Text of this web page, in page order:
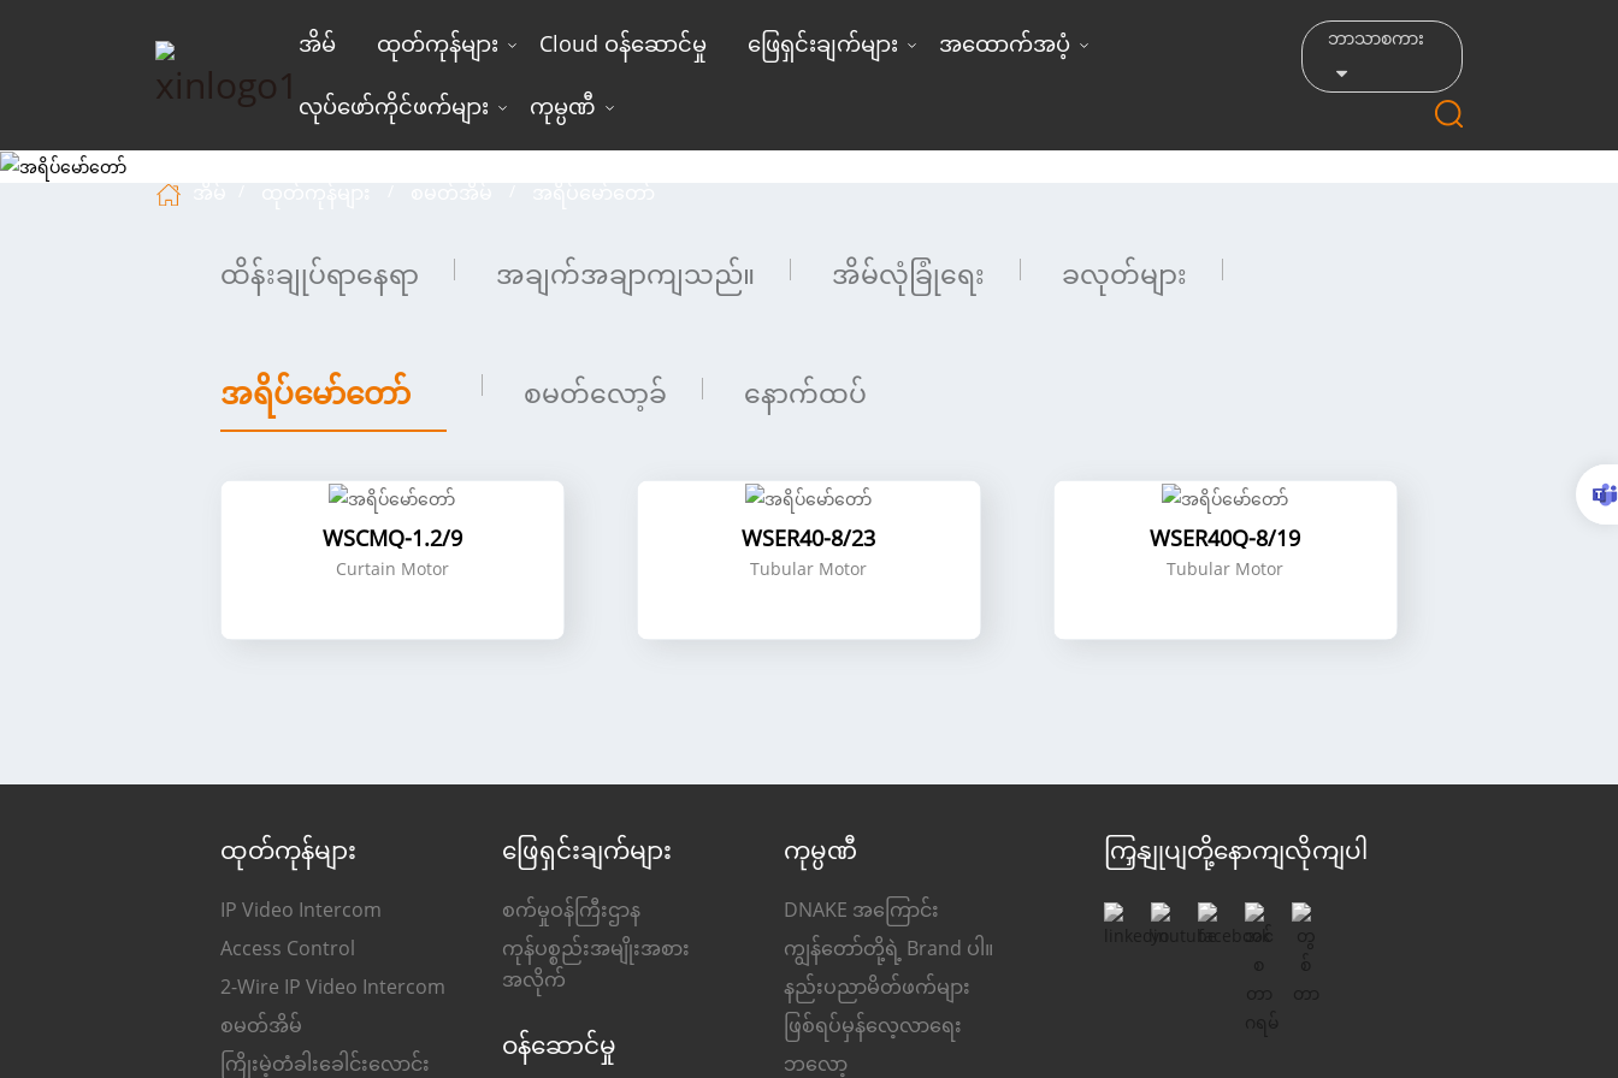
အိမ် ထုတ်ကုန်များ Cloud ဝန်ဆောင်မှု ဖြေရှင်းချက်များ အထောက်အပံ့
လုပ်ဖော်ကိုင်ဖက်များ ကုမ္ပဏီ
ဘာသာစကား
အရိပ်မော်တော်
ထိန်းချုပ်ရာနေရာ အချက်အချာကျသည်။ အိမ်လုံခြုံရေး ခလုတ်များ
အရိပ်မော်တော် စမတ်လော့ခ် နောက်ထပ်
WSCMQ-1.2/9
Curtain Motor
WSER40-8/23
Tubular Motor
WSER40Q-8/19
Tubular Motor
ထုတ်ကုန်များ
IP Video Intercom
Access Control
2-Wire IP Video Intercom
စမတ်အိမ်
ကြိုးမဲ့တံခါးခေါင်းလောင်း
ဖြေရှင်းချက်များ
စက်မှုဝန်ကြီးဌာန
ကုန်ပစ္စည်းအမျိုးအစား
အလိုက်
ဝန်ဆောင်မှု
ကုမ္ပဏီ
DNAKE အကြောင်း
ကျွန်တော်တို့ရဲ့ Brand ပါ။
နည်းပညာမိတ်ဖက်များ
ဖြစ်ရပ်မှန်လေ့လာရေး
ဘလော့
ကြှနျုပျတို့နောကျလိုကျပါ